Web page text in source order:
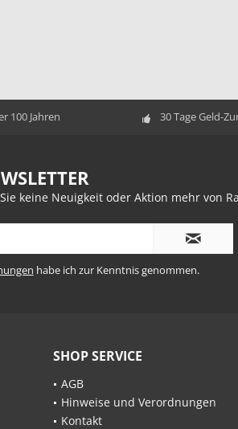
100 Jahren 30 Tage Geld-
keine Neuigkeit oder Aktion mehr von
habe ich zur Kenntnis genommen.
SHOP SERVICE
AGB
Hinweise und Verordnungen
Kontakt